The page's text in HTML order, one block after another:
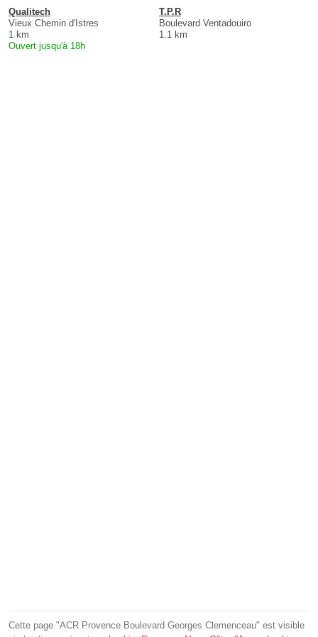
Qualitech
Vieux Chemin d'Istres
1 km
Ouvert jusqu'à 18h
T.P.R
Boulevard Ventadouiro
1.1 km
Cette page "ACR Provence Boulevard Georges Clemenceau" est visible